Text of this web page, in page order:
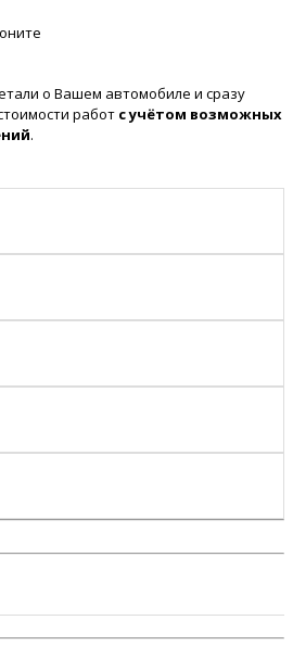
о Вашем автомобиле и сразу
работ с учётом возможных
.